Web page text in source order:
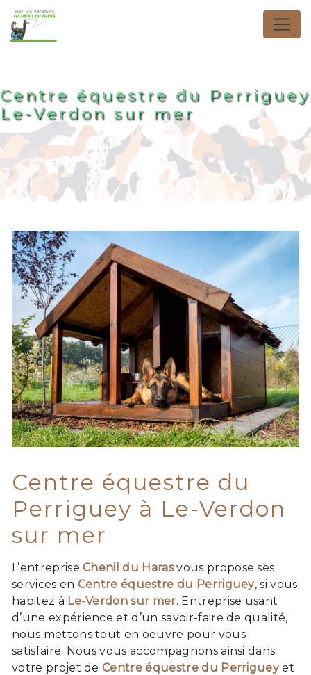
Panneau de gestion des cookies
Centre équestre du Perriguey
Le-Verdon sur mer
Centre équestre du
Perriguey à Le-Verdon
sur mer
L’entrepriseChenil du Harasvous propose ses
services en Centre équestre du Perriguey, si vous
habitez à Le-Verdon sur mer. Entreprise usant
d’une expérience et d’un savoir-faire de qualité,
nous mettons tout en oeuvre pour vous
satisfaire. Nous vous accompagnons ainsi dans
votre projet deCentre équestre du Perrigueyet